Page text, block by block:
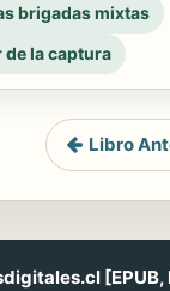
brigadas mixtas
de la captura
Libro
[EPUB,